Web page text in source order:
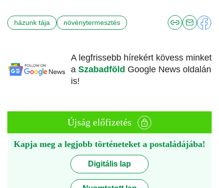
házunk tája növénytermesztés
A legfrissebb hírekért kövess minket
a Szabadföld Google News oldalán
is!
Újság előfizetés
Kapja meg a legjobb történeteket a postaládájába!
Digitális lap